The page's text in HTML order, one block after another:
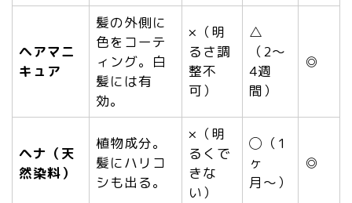
ヘアマニ
キュア
髪の外側に
色をコーテ
ィング。白
髪には有
効。
×（明
るさ調
整不
可）
△
（2〜
4週
間）
◎
ヘナ（天
然染料）
植物成分。
髪にハリコ
シも出る。
×（明
るくで
きな
い）
◯（1
ヶ
月〜）
◎